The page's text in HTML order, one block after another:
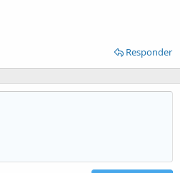
Responder